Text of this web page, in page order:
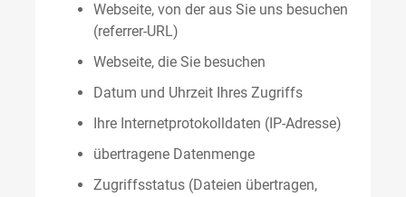
Webseite, von der aus Sie uns besuchen
(referrer-URL)
Webseite, die Sie besuchen
Datum und Uhrzeit Ihres Zugriffs
Ihre Internetprotokolldaten (IP-Adresse)
übertragene Datenmenge
Zugriffsstatus (Dateien übertragen,